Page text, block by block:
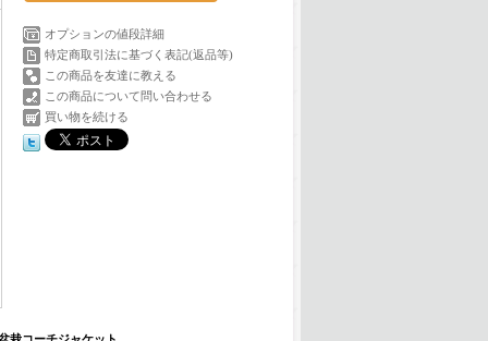
オプションの値段詳細
特定商取引法に基づく表記(返品等)
この商品を友達に教える
この商品について問い合わせる
買い物を続ける